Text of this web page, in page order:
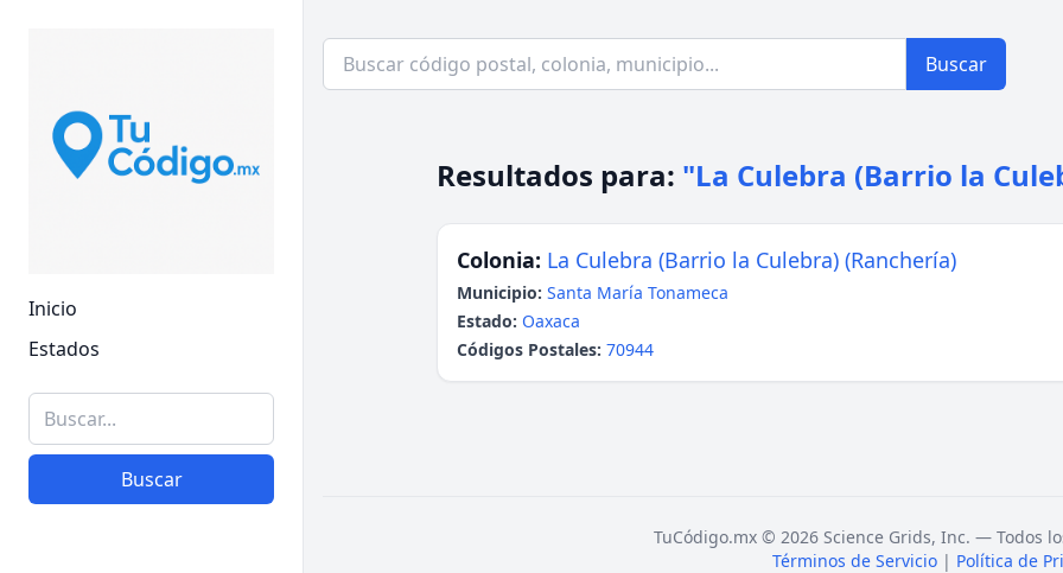
Inicio
Estados
Buscar
Buscar
Resultados para: "La Culebra (Barrio la
Colonia: La Culebra (Barrio la Culebra) (Ranchería)
Municipio: Santa María Tonameca
Estado: Oaxaca
Códigos Postales: 70944
TuCódigo.mx © 2026 Science Grids, Inc. — Todos
Términos de Servicio | Política de